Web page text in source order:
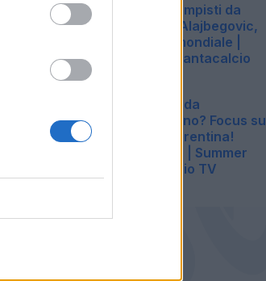
LIVE! 10 centrocampisti da
bonus | Spence, Alajbegovic,
Zeballos | Fantamondiale |
Summer Vibes | Fantacalcio
TV
LIVE! Asta 26/27: da
(ri)prendere, sì o no? Focus su
10 nomi | Atta-Fiorentina!
Cambia l'Udinese | Summer
Vibes | Fantacalcio TV